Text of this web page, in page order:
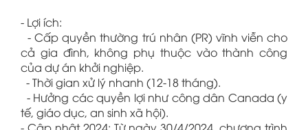
- Lợi ích:
- Cấp quyền thường trú nhân (PR) vĩnh viễn cho
cả gia đình, không phụ thuộc vào thành công
của dự án khởi nghiệp.
- Thời gian xử lý nhanh (12-18 tháng).
- Hưởng các quyền lợi như công dân Canada (y
tế, giáo dục, an sinh xã hội).